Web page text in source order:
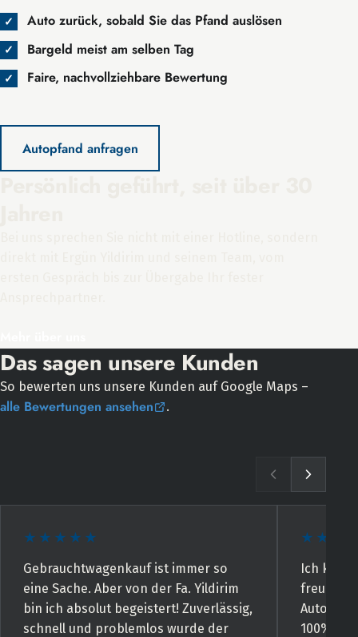
Auto zurück, sobald Sie das Pfand auslösen
Bargeld meist am selben Tag
Faire, nachvollziehbare Bewertung
Autopfand anfragen
Das sagen unsere Kunden
So bewerten uns unsere Kunden auf Google Maps –
alle Bewertungen ansehen .
★★★★★
Gebrauchtwagenkauf ist immer so
eine Sache. Aber von der Fa. Yildirim
bin ich absolut begeistert! Zuverlässig,
schnell und problemlos wurde der
Ich kann
100%